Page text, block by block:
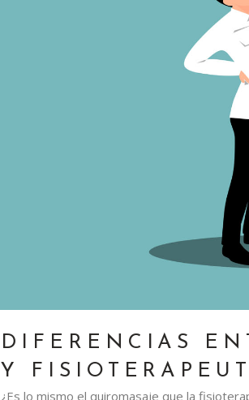
DIFERENCIAS
Y
¿Es lo mismo el quiromasaje que la